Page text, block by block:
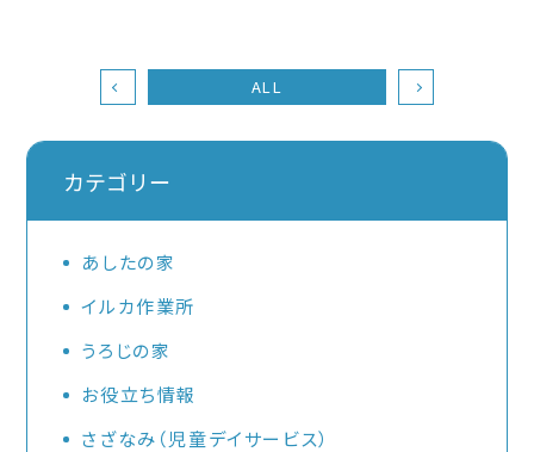
ALL
カテゴリー
あしたの家
イルカ作業所
うろじの家
お役立ち情報
さざなみ（児童デイサービス）